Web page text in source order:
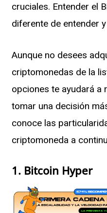
cruciales. Entender el
diferente de entender
Aunque no desees
criptomonedas de la
opciones te ayudará a
tomar una decisión
conoce las
criptomoneda a
1. Bitcoin Hyper